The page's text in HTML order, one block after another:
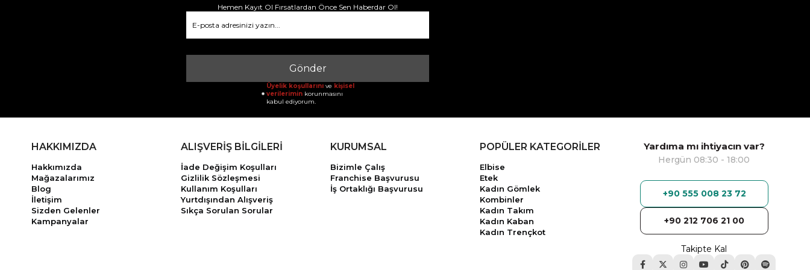
Hemen Kayıt Ol Fırsatlardan Önce Sen Haberdar Ol!
Gönder
Üyelik koşullarını ve kişisel
verilerimin korunmasını
kabul ediyorum.
HAKKIMIZDA
Hakkımızda
Mağazalarımız
Blog
İletişim
Sizden Gelenler
Kampanyalar
ALIŞVERİŞ BİLGİLERİ
İade Değişim Koşulları
Gizlilik Sözleşmesi
Kullanım Koşulları
Yurtdışından Alışveriş
Sıkça Sorulan Sorular
KURUMSAL
Bizimle Çalış
Franchise Başvurusu
İş Ortaklığı Başvurusu
POPÜLER KATEGORİLER
Elbise
Etek
Kadın Gömlek
Kombinler
Kadın Takım
Kadın Kaban
Kadın Trençkot
Yardıma mı ihtiyacın var?
Hergün 08:30 - 18:00
+90 555 008 23 72
+90 212 706 21 00
Takipte Kal